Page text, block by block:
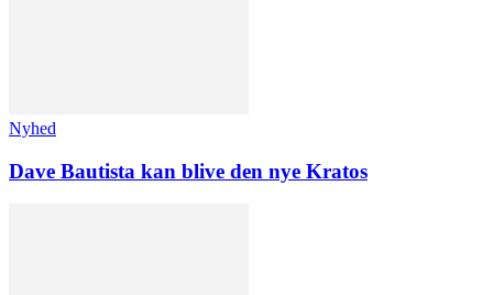
Nyhed
Dave Bautista kan blive den nye Kratos